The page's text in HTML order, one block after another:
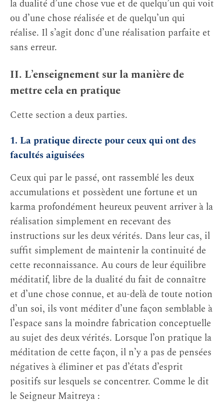
la dualité d’une chose vue et de quelqu’un qui voit
ou d’une chose réalisée et de quelqu’un qui
réalise. Il s’agit donc d’une réalisation parfaite et
sans erreur.
II. L’enseignement sur la manière de
mettre cela en pratique
Cette section a deux parties.
1. La pratique directe pour ceux qui ont des
facultés aiguisées
Ceux qui par le passé, ont rassemblé les deux
accumulations et possèdent une fortune et un
karma profondément heureux peuvent arriver à la
réalisation simplement en recevant des
instructions sur les deux vérités. Dans leur cas, il
suffit simplement de maintenir la continuité de
cette reconnaissance. Au cours de leur équilibre
méditatif, libre de la dualité du fait de connaître
et d’une chose connue, et au-delà de toute notion
d’un soi, ils vont méditer d’une façon semblable à
l’espace sans la moindre fabrication conceptuelle
au sujet des deux vérités. Lorsque l’on pratique la
méditation de cette façon, il n’y a pas de pensées
négatives à éliminer et pas d’états d’esprit
positifs sur lesquels se concentrer. Comme le dit
le Seigneur Maitreya :